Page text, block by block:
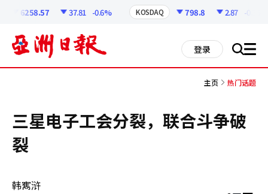
6258.57 37.81 -0.6% KOSDAQ 798.8 2.87 -0.36%
登录 搜 all
主页 热门话题
三星电子工会分裂，联合斗争破
裂
韩寯浒